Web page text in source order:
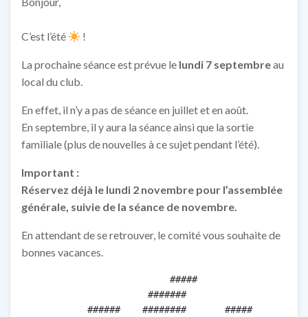
C’est l’été !
La prochaine séance est prévue le lundi 7 septembreau
local du club.
En effet, il n’y a pas de séance en juillet et en août.
En septembre, il y aura la séance ainsi que la sortie
familiale (plus de nouvelles à ce sujet pendant l’été).
Important :
Réservez déjà le lundi 2 novembre pour l’assemblée
générale, suivie de la séance de novembre.
En attendant de se retrouver, le comité vous souhaite de
bonnes vacances.
                           #####
                       #######
            ######    ########       #####